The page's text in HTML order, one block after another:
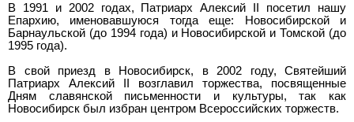
В 1991 и 2002 годах, Патриарх Алексий II посетил нашу
Епархию, именовавшуюся тогда еще: Новосибирской и
Барнаульской (до 1994 года) и Новосибирской и Томской (до
1995 года).
В свой приезд в Новосибирск, в 2002 году, Святейший
Патриарх Алексий II возглавил торжества, посвященные
Дням славянской письменности и культуры, так как
Новосибирск был избран центром Всероссийских торжеств.